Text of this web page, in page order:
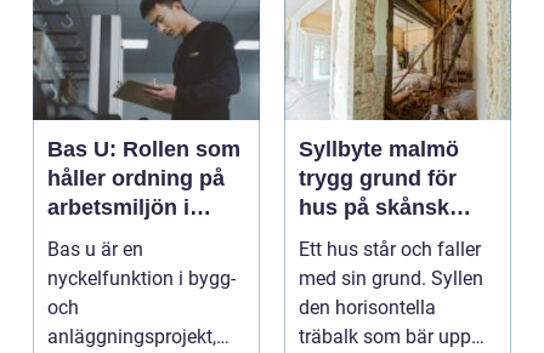
Bas U: Rollen som
håller ordning på
arbetsmiljön i
byggprojekt
Bas u är en
nyckelfunktion i bygg-
och
anläggningsprojekt,
Syllbyte malmö
trygg grund för
hus på skånsk
mark
Ett hus står och faller
med sin grund. Syllen
den horisontella
träbalk som bär upp